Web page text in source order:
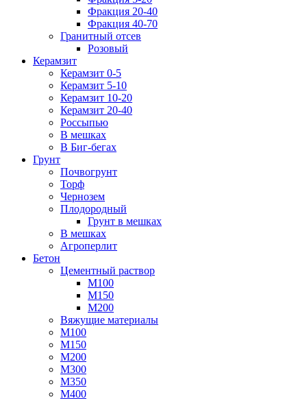
Фракция 20-40
Фракция 40-70
Гранитный отсев
Розовый
Керамзит
Керамзит 0-5
Керамзит 5-10
Керамзит 10-20
Керамзит 20-40
Россыпью
В мешках
В Биг-бегах
Грунт
Почвогрунт
Торф
Чернозем
Плодородный
Грунт в мешках
В мешках
Агроперлит
Бетон
Цементный раствор
М100
М150
М200
Вяжущие материалы
М100
М150
М200
М300
М350
М400